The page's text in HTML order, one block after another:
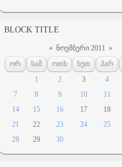
BLOCK TITLE
« ნოემბერი 2011 »
ორ
სამ ოთხ ხუთ
პარ
1
2 3
4
7
8 9 10
11
14
15 16 17
18
21
22 23 24
25
28
29 30